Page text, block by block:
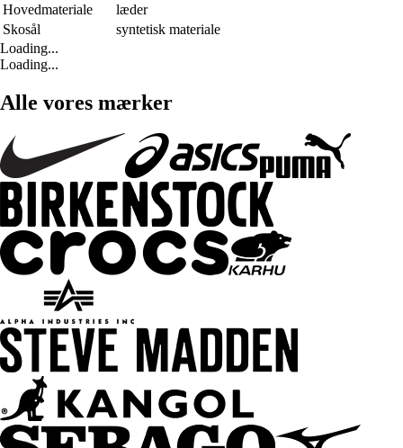
Hovedmateriale
læder
Skosål
syntetisk materiale
Loading...
Loading...
Alle vores mærker